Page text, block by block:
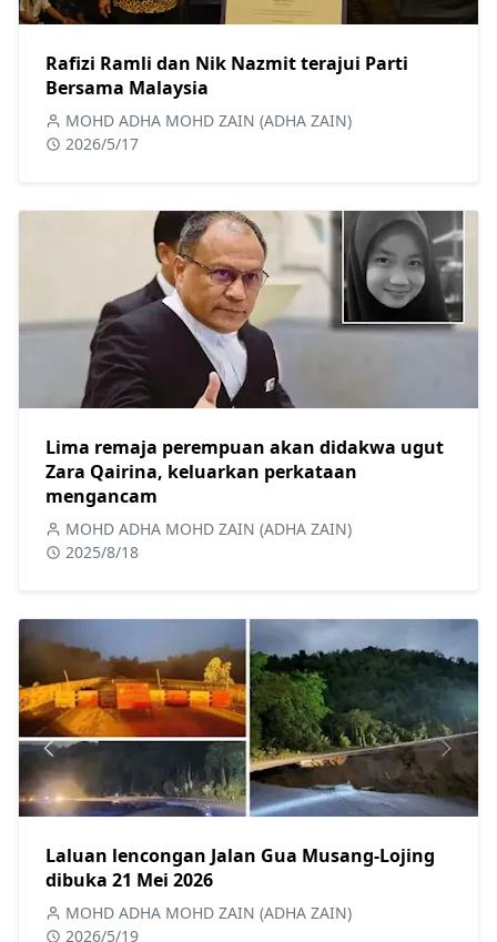
Rafizi Ramli dan Nik Nazmit terajui Parti
Bersama Malaysia
MOHD ADHA MOHD ZAIN (ADHA ZAIN)
2026/5/17
Lima remaja perempuan akan didakwa ugut
Zara Qairina, keluarkan perkataan
mengancam
MOHD ADHA MOHD ZAIN (ADHA ZAIN)
2025/8/18
Laluan lencongan Jalan Gua Musang-Lojing
dibuka 21 Mei 2026
MOHD ADHA MOHD ZAIN (ADHA ZAIN)
2026/5/19